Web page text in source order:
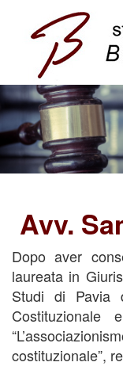
Avv.
Dopo aver
laureata in
Studi di Pavia
Costituzionale
costituzionale”,